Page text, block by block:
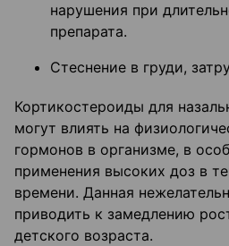
нарушения при
препарата.
Стеснение в груди,
Кортикостероиды для
могут влиять на
гормонов в организме, в
применения высоких доз в
времени. Данная
приводить к замедлению
детского возраста.